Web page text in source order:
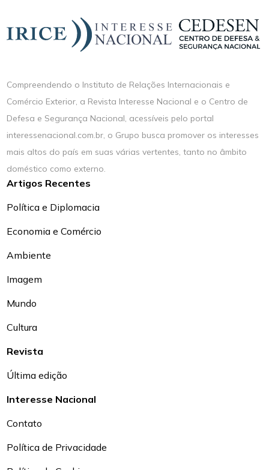
Compreendendo o Instituto de Relações Internacionais e
Comércio Exterior, a Revista Interesse Nacional e o Centro de
Defesa e Segurança Nacional, acessíveis pelo portal
interessenacional.com.br, o Grupo busca promover os interesses
mais altos do país em suas várias vertentes, tanto no âmbito
doméstico como externo.
Artigos Recentes
Política e Diplomacia
Economia e Comércio
Ambiente
Imagem
Mundo
Cultura
Revista
Última edição
Interesse Nacional
Contato
Política de Privacidade